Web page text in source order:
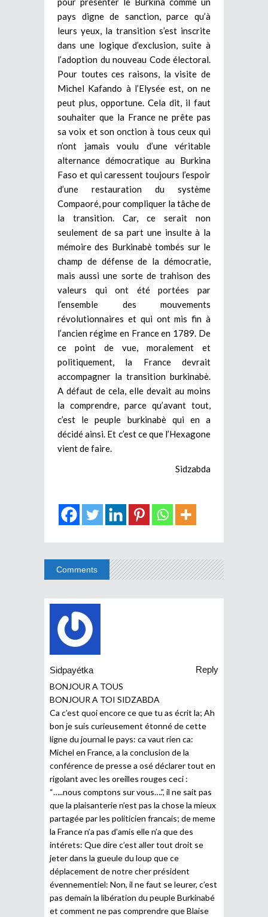
pays digne de sanction, parce qu’à
leurs yeux, la transition s’est inscrite
dans une logique d’exclusion, suite à
l’adoption du nouveau Code électoral.
Pour toutes ces raisons, la visite de
Michel Kafando à l’Elysée est, on ne
peut plus, opportune. Cela dit, il faut
souhaiter que la France ne prête pas
sa voix et son onction à tous ceux qui
n’ont jamais voulu d’une véritable
alternance démocratique au Burkina
Faso et qui caressent toujours l’espoir
d’une restauration du système
Compaoré, pour compliquer la tâche de
la transition. Car, ce serait non
seulement de sa part une insulte à la
mémoire des Burkinabè tombés sur le
champ de défense de la démocratie,
mais aussi une sorte de trahison des
valeurs qui ont été portées par
l’ensemble des mouvements
révolutionnaires et qui ont mis fin à
l’ancien régime en France en 1789. De
ce point de vue, moralement et
politiquement, la France devrait
accompagner la transition burkinabè.
A défaut de cela, elle devait au moins
la comprendre, parce qu’avant tout,
c’est le peuple burkinabè qui en a
décidé ainsi. Et c’est ce que l’Hexagone
vient de faire.
Sidzabda
Comments
Sidpayétka
Reply
BONJOUR A TOUS
BONJOUR A TOI SIDZABDA
Ca c’est quoi encore ce que tu as écrit la; Ah
bon je suis curieusement étonné de cette
ligne du journal le pays: ca vaut rien ca:
Michel en France, a la conclusion de la
conférence de presse a osé déclarer tout en
rigolant avec les oreilles rouges ceci :
“…..nous comptons sur vous….”, il ne sait pas
que la plaisanterie n’est pas la chose la mieux
partagée par les politicien francais; de meme
la France n’a pas d’amis elle n’a que des
intérets: Que dire c’est aller tout droit se
jeter dans la gueule du loup que ce
déplacement de notre cher président
évennementiel: Non, il ne faut se leurer, c’est
pas demain la libération du peuple Burkinabé
et comment ne pas comprendre que Blaise